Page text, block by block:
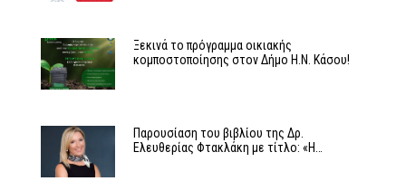
Ξεκινά το πρόγραμμα οικιακής
κομποστοποίησης στον Δήμο Η.Ν. Κάσου!
Παρουσίαση του βιβλίου της Δρ.
Ελευθερίας Φτακλάκη με τίτλο: «Η…